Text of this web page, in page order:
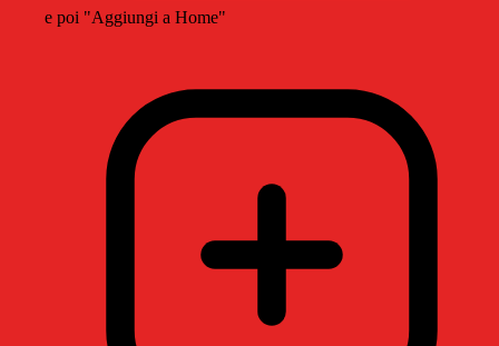
e poi "Aggiungi a Home"